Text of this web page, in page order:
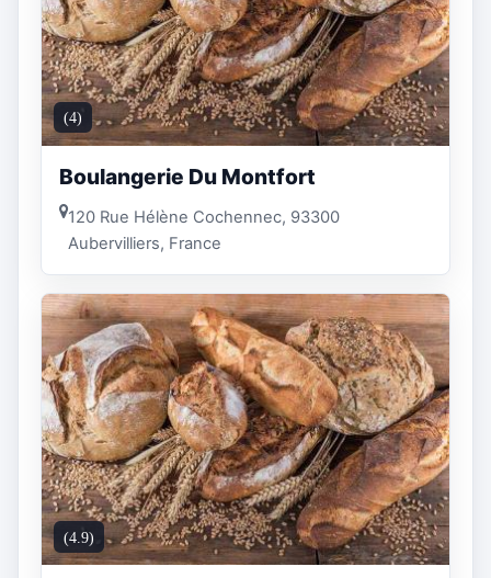
(4)
Boulangerie Du Montfort
120 Rue Hélène Cochennec, 93300
Aubervilliers, France
(4.9)